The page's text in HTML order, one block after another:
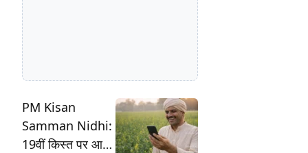
PM Kisan
Samman Nidhi:
19वीं किस्त पर आया